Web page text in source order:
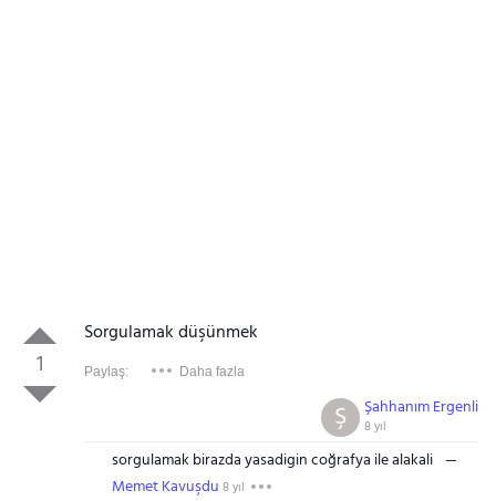
1
Sorgulamak düşünmek
Paylaş: Daha fazla
Şahhanım Ergenli
8 yıl
Ş
sorgulamak birazda yasadigin coğrafya ile alakali
Memet Kavuşdu 8 yıl